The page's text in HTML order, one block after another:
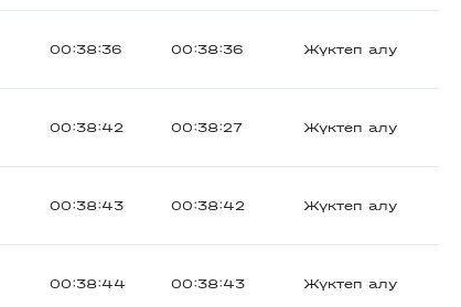
00:38:36 00:38:36 Жүктеп алу
00:38:42 00:38:27 Жүктеп алу
00:38:43 00:38:42 Жүктеп алу
00:38:44 00:38:43 Жүктеп алу